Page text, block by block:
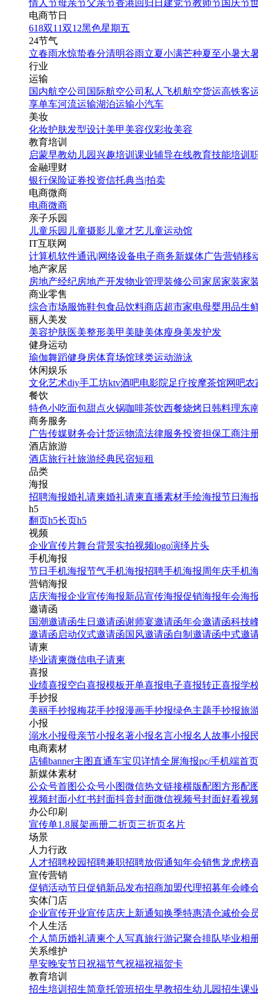
情人节母亲节父亲节香港回归日 建党节教师节国庆节
电商节日
618双11双12黑色星期五
24节气
立春雨水惊蛰春分清明谷雨立夏小满芒种夏至小暑大
行业
运输
国内航空公司 国际航空公司 私人飞机航空货运高铁客
享单车河流运输湖泊运输小汽车
美妆
化妆护肤发型设计美甲 美容仪彩妆美容
教育培训
启蒙早教幼儿园 兴趣培训 课业辅导在线教育技能培训
金融理财
银行保险证券投资信托典当|拍卖
电商微商
电商微商
亲子乐园
儿童乐园 儿童摄影 儿童才艺 儿童运动馆
IT互联网
计算机软件通讯|网络设备电子商务新媒体广告营销移
地产家居
房地产经纪房地产开发物业管理装修公司 家居家装家
商业零售
综合市场服饰鞋包食品饮料商店超市家电母婴用品生
丽人美发
美容护肤医美整形美甲美睫美体瘦身美发护发
健身运动
瑜伽舞蹈健身房体育场馆球类运动游泳
休闲娱乐
文化艺术diy手工坊ktv酒吧电影院足疗按摩茶馆网吧农
餐饮
特色小吃面包甜点火锅咖啡茶饮西餐烧烤日韩料理东
商务服务
广告传媒财务会计货运物流法律服务投资担保工商注
酒店旅游
酒店旅行社旅游经典民宿短租
品类
海报
招聘海报婚礼请柬婚礼请柬直播素材手绘海报节日海
h5
翻页h5长页h5
视频
企业宣传片舞台背景实拍视频logo演绎 片头
手机海报
节日手机海报节气手机海报招聘手机海报周年庆手机
营销海报
店庆海报企业宣传海报新品宣传海报促销海报年会海
邀请函
国潮邀请函生日邀请函谢师宴邀请函年会邀请函科技
邀请函 启动仪式邀请函国风邀请函自制邀请函中式邀
请柬
毕业请柬微信电子请柬
喜报
业绩喜报空白喜报模板开单喜报电子喜报转正喜报学
手抄报
美丽手抄报梅花手抄报漫画手抄报绿色主题手抄报旅
小报
溺水小报母亲节小报名著小报名言小报名人故事小报
电商素材
店铺banner主图直通车宝贝详情全屏海报pc/手机端首页
新媒体素材
公众号首图公众号小图微信热文链接横版配图方形配图
视频封面小红书封面抖音封面微信视频号封面好看视
办公印刷
宣传单1.8展架画册二折页三折页名片
场景
人力行政
人才招聘校园招聘兼职招聘放假通知年会销售龙虎榜
宣传营销
促销活动节日促销新品发布招商加盟代理招募年会峰
实体门店
企业宣传开业宣传店庆 上新通知换季特惠清仓减价会
个人生活
个人简历婚礼请柬个人写真旅行游记聚合排队毕业相
关系维护
早安晚安节日祝福节气祝福祝福贺卡
教育培训
招生培训 招生简章托管班招生早教招生幼儿园招生课